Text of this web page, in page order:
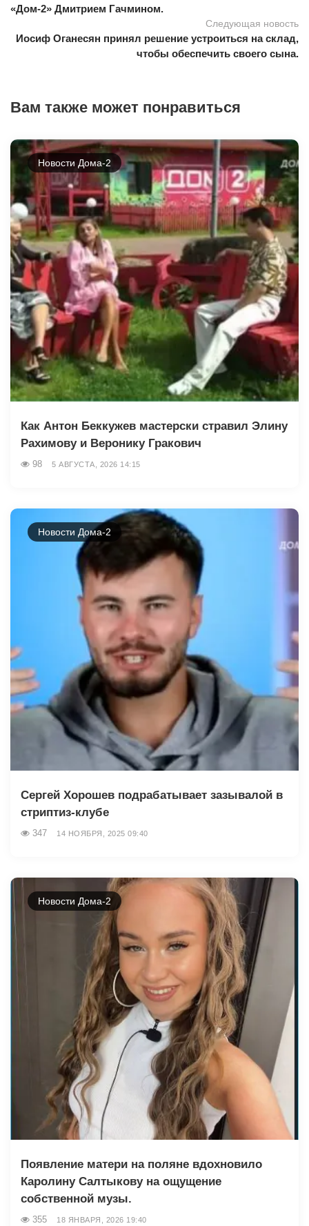
«Дом-2» Дмитрием Гачмином.
Следующая новость
Иосиф Оганесян принял решение устроиться на склад,
чтобы обеспечить своего сына.
Вам также может понравиться
Новости Дома-2
Как Антон Беккужев мастерски стравил Элину
Рахимову и Веронику Гракович
98 5 АВГУСТА, 2026 14:15
Новости Дома-2
Сергей Хорошев подрабатывает зазывалой в
стриптиз-клубе
347 14 НОЯБРЯ, 2025 09:40
Новости Дома-2
Появление матери на поляне вдохновило
Каролину Салтыкову на ощущение
собственной музы.
355 18 ЯНВАРЯ, 2026 19:40